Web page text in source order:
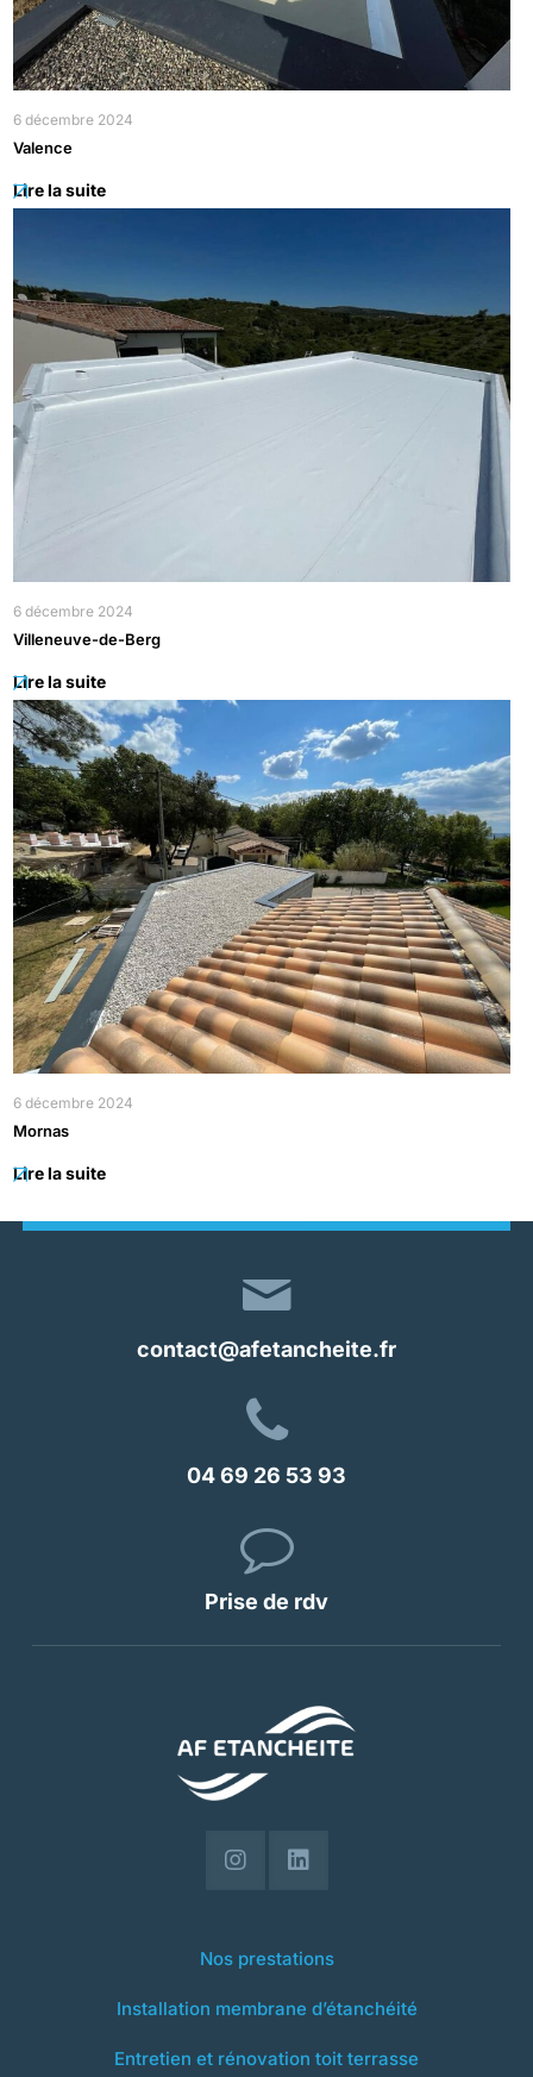
6 décembre 2024
Valence
Lire la suite
6 décembre 2024
Villeneuve-de-Berg
Lire la suite
6 décembre 2024
Mornas
Lire la suite
contact@afetancheite.fr
04 69 26 53 93
Prise de rdv
Nos prestations
Installation membrane d’étanchéité
Entretien et rénovation toit terrasse